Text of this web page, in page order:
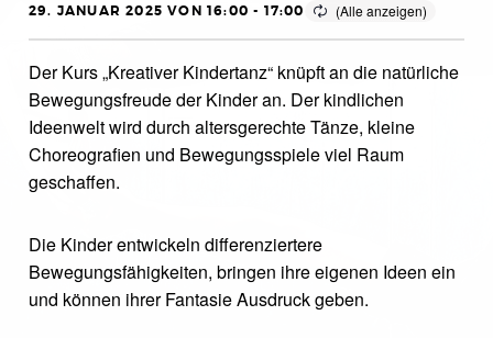
29. JANUAR 2025 VON 16:00 - 17:00
Der Kurs „Kreativer Kindertanz“ knüpft an die natürliche
Bewegungsfreude der Kinder an. Der kindlichen
Ideenwelt wird durch altersgerechte Tänze, kleine
Choreografien und Bewegungsspiele viel Raum
geschaffen.
Die Kinder entwickeln differenziertere
Bewegungsfähigkeiten, bringen ihre eigenen Ideen ein
und können ihrer Fantasie Ausdruck geben.